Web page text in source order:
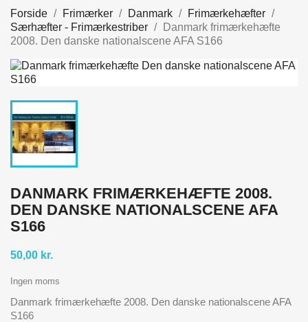
Forside Frimærker Danmark
Frimærkehæfter
Særhæfter - Frimærkestriber
Danmark frimærkehæfte
2008. Den danske nationalscene AFA S166
DANMARK FRIMÆRKEHÆFTE 2008.
DEN DANSKE NATIONALSCENE AFA
S166
50,00 kr.
Ingen moms
Danmark frimærkehæfte 2008. Den danske nationalscene AFA
S166